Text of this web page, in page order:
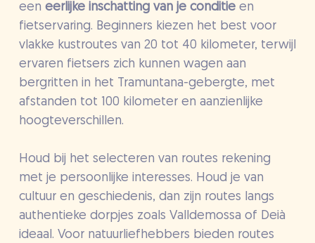
een eerlijke inschatting van je conditieen
fietservaring. Beginners kiezen het best voor
vlakke kustroutes van 20 tot 40 kilometer, terwijl
ervaren fietsers zich kunnen wagen aan
bergritten in het Tramuntana-gebergte, met
afstanden tot 100 kilometer en aanzienlijke
hoogteverschillen.
Houd bij het selecteren van routes rekening
met je persoonlijke interesses. Houd je van
cultuur en geschiedenis, dan zijn routes langs
authentieke dorpjes zoals Valldemossa of Deià
ideaal. Voor natuurliefhebbers bieden routes